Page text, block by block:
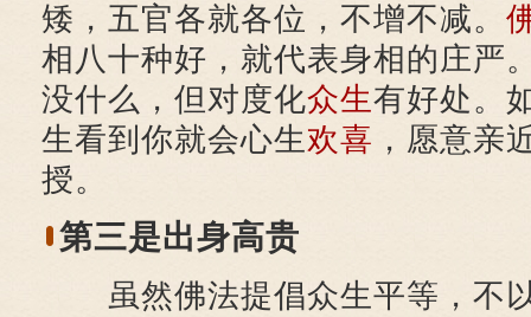
矮，五官各就各位，不增不减。
相八十种好，就代表身相的庄严
没什么，但对度化众生有好处。
生看到你就会心生欢喜 ，愿意亲
授。
第三是出身高贵
虽然佛法提倡众生平等，不